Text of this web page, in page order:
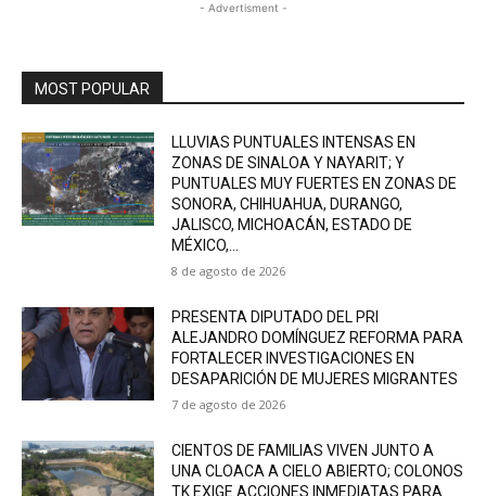
- Advertisment -
MOST POPULAR
LLUVIAS PUNTUALES INTENSAS EN
ZONAS DE SINALOA Y NAYARIT; Y
PUNTUALES MUY FUERTES EN ZONAS DE
SONORA, CHIHUAHUA, DURANGO,
JALISCO, MICHOACÁN, ESTADO DE
MÉXICO,...
8 de agosto de 2026
PRESENTA DIPUTADO DEL PRI
ALEJANDRO DOMÍNGUEZ REFORMA PARA
FORTALECER INVESTIGACIONES EN
DESAPARICIÓN DE MUJERES MIGRANTES
7 de agosto de 2026
CIENTOS DE FAMILIAS VIVEN JUNTO A
UNA CLOACA A CIELO ABIERTO; COLONOS
TK EXIGE ACCIONES INMEDIATAS PARA